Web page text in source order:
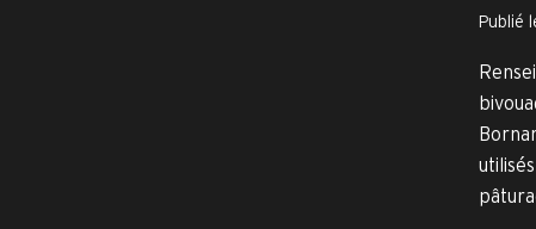
Publié